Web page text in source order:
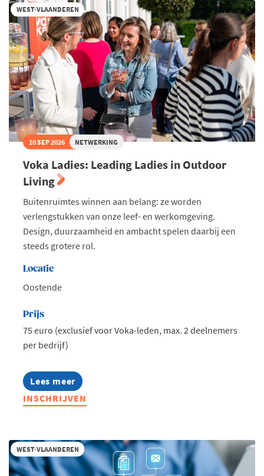
WEST-VLAANDEREN
10 SEP 2026 NETWERKING
Voka Ladies: Leading Ladies in Outdoor
Living
Buitenruimtes winnen aan belang: ze worden
verlengstukken van onze leef- en werkomgeving.
Design, duurzaamheid en ambacht spelen daarbij een
steeds grotere rol.
Locatie
Oostende
Prijs
75 euro (exclusief voor Voka-leden, max. 2 deelnemers
per bedrijf)
Lees meer
about
Voka
Ladies:
Outdoor
Living
INSCHRIJVEN
WEST-VLAANDEREN